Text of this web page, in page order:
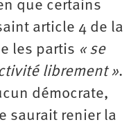
que certains
article 4 de la
les partis « se
librement ».
démocrate,
saurait renier la